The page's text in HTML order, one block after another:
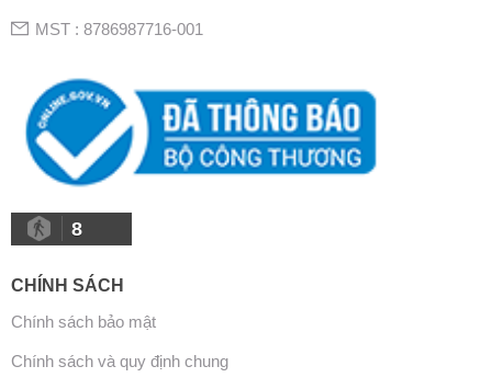
MST : 8786987716-001
8
CHÍNH SÁCH
Chính sách bảo mật
Chính sách và quy định chung